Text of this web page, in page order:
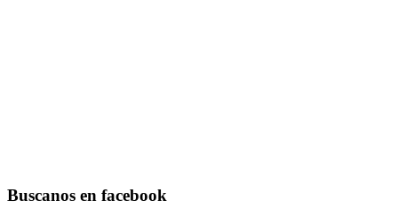
Buscanos en facebook